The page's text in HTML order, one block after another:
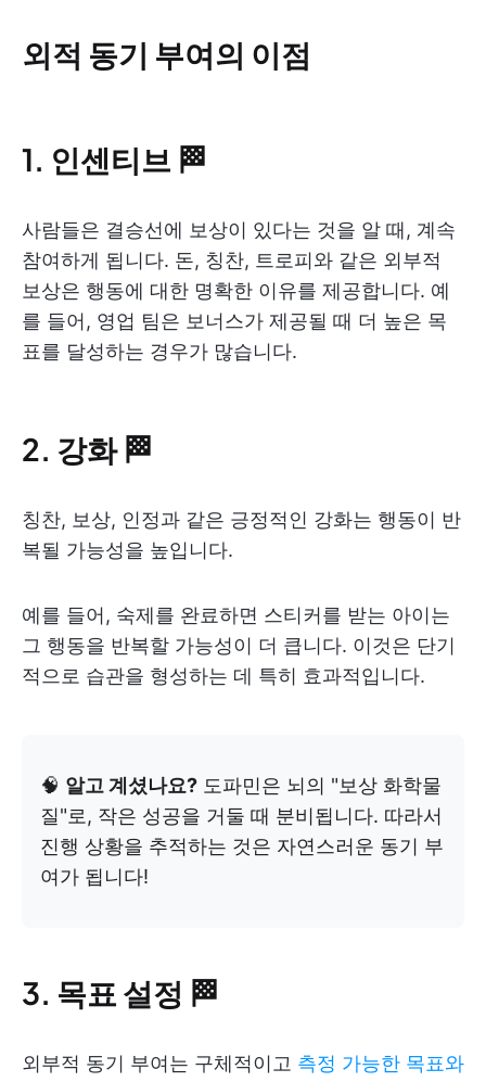
외적 동기 부여의 이점
1. 인센티브 🏁
사람들은 결승선에 보상이 있다는 것을 알 때, 계속
참여하게 됩니다. 돈, 칭찬, 트로피와 같은 외부적
보상은 행동에 대한 명확한 이유를 제공합니다. 예
를 들어, 영업 팀은 보너스가 제공될 때 더 높은 목
표를 달성하는 경우가 많습니다.
2. 강화 🏁
칭찬, 보상, 인정과 같은 긍정적인 강화는 행동이 반
복될 가능성을 높입니다.
예를 들어, 숙제를 완료하면 스티커를 받는 아이는
그 행동을 반복할 가능성이 더 큽니다. 이것은 단기
적으로 습관을 형성하는 데 특히 효과적입니다.
🧠 알고 계셨나요? 도파민은 뇌의 "보상 화학물
질"로, 작은 성공을 거둘 때 분비됩니다. 따라서
진행 상황을 추적하는 것은 자연스러운 동기 부
여가 됩니다!
3. 목표 설정 🏁
외부적 동기 부여는 구체적이고 측정 가능한 목표와